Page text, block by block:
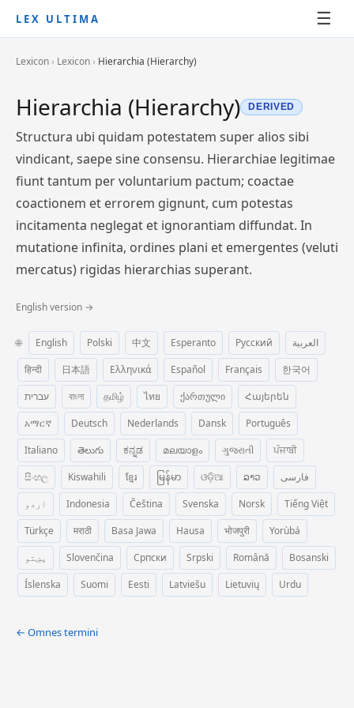
LEX ULTIMA ☰
Lexicon › Lexicon › Hierarchia (Hierarchy)
Hierarchia (Hierarchy) DERIVED
Structura ubi quidam potestatem super alios sibi
vindicant, saepe sine consensu. Hierarchiae legitimae
fiunt tantum per voluntarium pactum; coactae
coactionem et errorem gignunt, cum potestas
incitamenta neglegat et ignorantiam diffundat. In
mutatione infinita, ordines plani et emergentes (veluti
mercatus) rigidas hierarchias superant.
English version →
🌐 English Polski 中文 Esperanto Русский
العربية
हिन्दी
日本語 Ελληνικά Español Français
한국어
עברית
বাংলা தமிழ் ไทย ქართული
Հայերեն
አማርኛ
Deutsch Nederlands Dansk
Português
Italiano
తెలుగు ಕನ್ನಡ മലയാളം ગુજરાતી
ਪੰਜਾਬੀ
සිංහල
Kiswahili ខ្មែរ မြန်မာ ଓଡ଼ିଆ ລາວ
فارسی
اردو
Indonesia Čeština Svenska Norsk
Tiếng Việt
Türkçe
मराठी Basa Jawa Hausa भोजपुरी
Yorùbá
پښتو
Slovenčina Српски Srpski Română
Bosanski
Íslenska
Suomi Eesti Latviešu Lietuvių Urdu
← Omnes termini